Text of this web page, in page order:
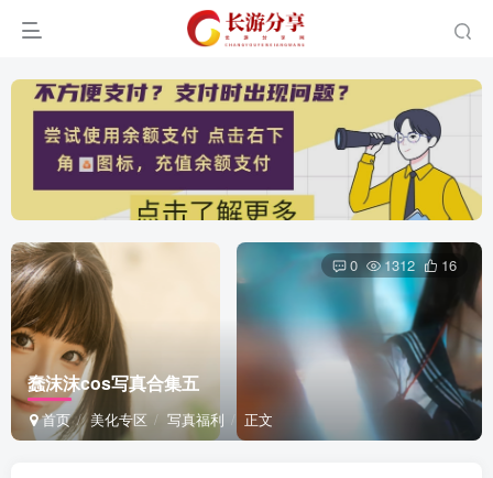
蠢沫沫cos写真合集五
首页 美化专区 写真福利 正文
0 1312 16